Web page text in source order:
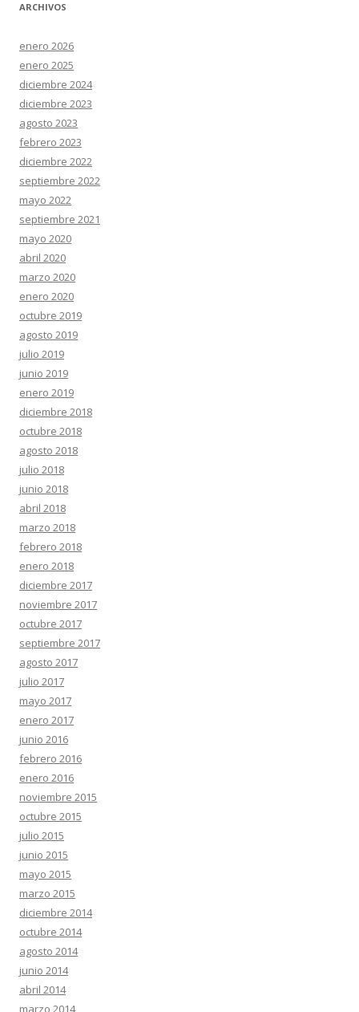
ARCHIVOS
enero 2026
enero 2025
diciembre 2024
diciembre 2023
agosto 2023
febrero 2023
diciembre 2022
septiembre 2022
mayo 2022
septiembre 2021
mayo 2020
abril 2020
marzo 2020
enero 2020
octubre 2019
agosto 2019
julio 2019
junio 2019
enero 2019
diciembre 2018
octubre 2018
agosto 2018
julio 2018
junio 2018
abril 2018
marzo 2018
febrero 2018
enero 2018
diciembre 2017
noviembre 2017
octubre 2017
septiembre 2017
agosto 2017
julio 2017
mayo 2017
enero 2017
junio 2016
febrero 2016
enero 2016
noviembre 2015
octubre 2015
julio 2015
junio 2015
mayo 2015
marzo 2015
diciembre 2014
octubre 2014
agosto 2014
junio 2014
abril 2014
marzo 2014